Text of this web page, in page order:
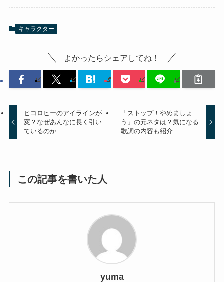
キャラクター
よかったらシェアしてね！
ヒコロヒーのアイラインが
変？なぜあんなに長く引い
ているのか
「ストップ！やめましょ
う」の元ネタは？気になる
歌詞の内容も紹介
この記事を書いた人
yuma